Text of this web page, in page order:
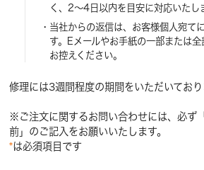
く、2～4日以内を目安に対応いたし
当社からの返信は、お客様個人宛て
す。Eメールやお手紙の一部または
お控えください。
修理には3週間程度の期間をいただいており
※ご注文に関するお問い合わせには、必ず
前」のご記入をお願いいたします。
*は必須項目です